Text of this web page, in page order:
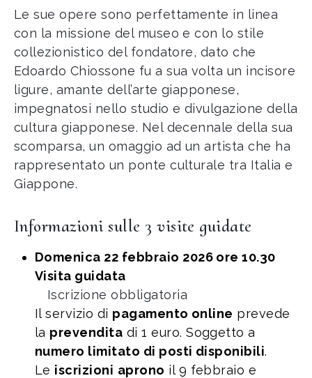
Le sue opere sono perfettamente in linea
con la missione del museo e con lo stile
collezionistico del fondatore, dato che
Edoardo Chiossone fu a sua volta un incisore
ligure, amante dell’arte giapponese,
impegnatosi nello studio e divulgazione della
cultura giapponese. Nel decennale della sua
scomparsa, un omaggio ad un artista che ha
rappresentato un ponte culturale tra Italia e
Giappone.
Informazioni sulle 3 visite guidate
Domenica 22 febbraio 2026 ore 10.30
Visita guidata
Iscrizione obbligatoria
Il servizio di pagamento online prevede
la prevendita di 1 euro. Soggetto a
numero limitato di posti disponibili.
Le iscrizioni aprono il 9 febbraio e